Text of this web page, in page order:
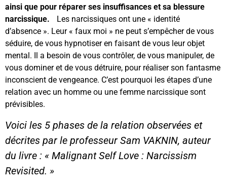
ainsi que pour réparer ses insuffisances et sa blessure
narcissique.
Les narcissiques ont une « identité
d’absence ». Leur « faux moi » ne peut s’empêcher de vous
séduire, de vous hypnotiser en faisant de vous leur objet
mental. Il a besoin de vous contrôler, de vous manipuler, de
vous dominer et de vous détruire, pour réaliser son fantasme
inconscient de vengeance. C’est pourquoi les étapes d’une
relation avec un homme ou une femme narcissique sont
prévisibles.
Voici les 5 phases de la relation observées et
décrites par le professeur Sam VAKNIN, auteur
du livre : « Malignant Self Love : Narcissism
Revisited. »